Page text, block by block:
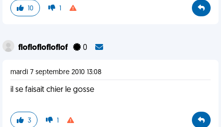
10 1
flofloflofloflof 0
mardi 7 septembre 2010 13:08
il se faisait chier le gosse
3 1